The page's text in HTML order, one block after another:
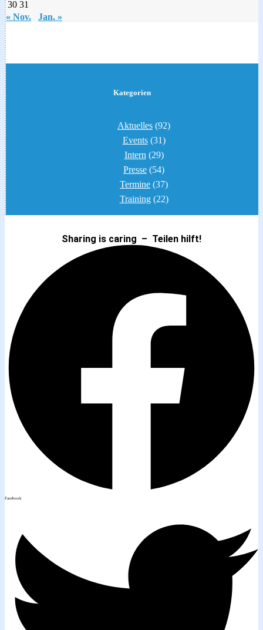
30 31
« Nov.
Jan. »
Kategorien
Aktuelles (92)
Events(31)
Intern (29)
Presse (54)
Termine (37)
Training(22)
Sharing is caring – Teilen hilft!
Facebook